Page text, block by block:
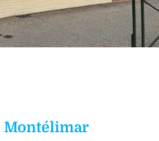
Montélimar